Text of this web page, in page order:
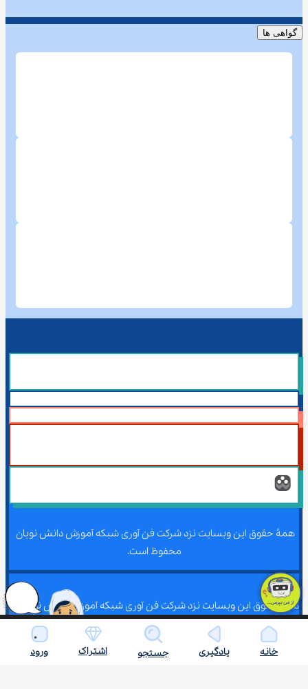
گواهی ها
همۀ حقوق این وبسایت نزد شرکت فن آوری شبکه آموزش دانش نویان
محفوظ است.
همۀ حقوق این وبسایت نزد شرکت فن آوری شبکه آموزش دانش نویان
محفوظ است.
خانه یادگیری جستجو اشتراک ورود